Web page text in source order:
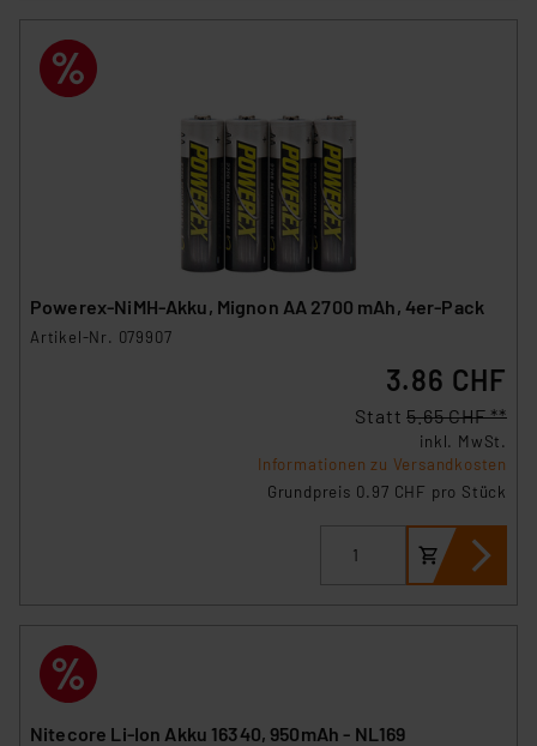
Powerex-NiMH-Akku, Mignon AA 2700 mAh, 4er-Pack
Artikel-Nr. 079907
3.86 CHF
Statt5.65 CHF **
inkl. MwSt.
Informationen zu Versandkosten
Grundpreis 0.97 CHF pro Stück
Nitecore Li-Ion Akku 16340, 950mAh - NL169